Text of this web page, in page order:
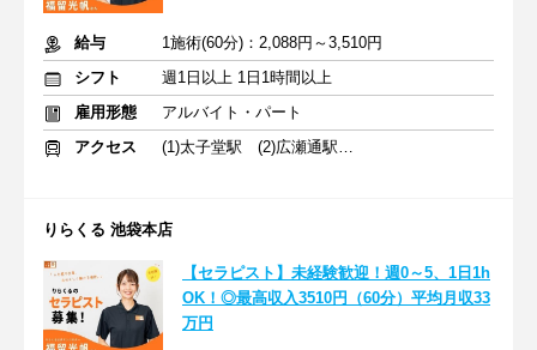
給与
1施術(60分)：2,088円～3,510円
シフト
週1日以上 1日1時間以上
雇用形態
アルバイト・パート
アクセス
(1)太子堂駅 (2)広瀬通駅 (3)琴似駅
りらくる 池袋本店
【セラピスト】未経験歓迎！週0～5、1日1h
OK！◎最高収入3510円（60分）平均月収33
万円